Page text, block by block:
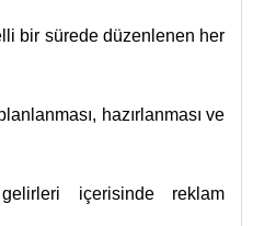
bir sürede düzenlenen her
hazırlanması ve
içerisinde reklam